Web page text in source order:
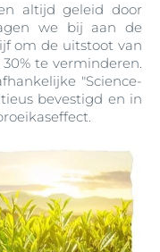
altijd geleid door
we bij aan de
om de uitstoot van
te verminderen.
"Science-
bevestigd en in